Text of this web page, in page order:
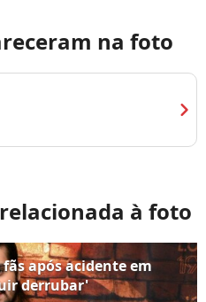
na foto
chevron_right
à foto
após acidente em
derrubar'